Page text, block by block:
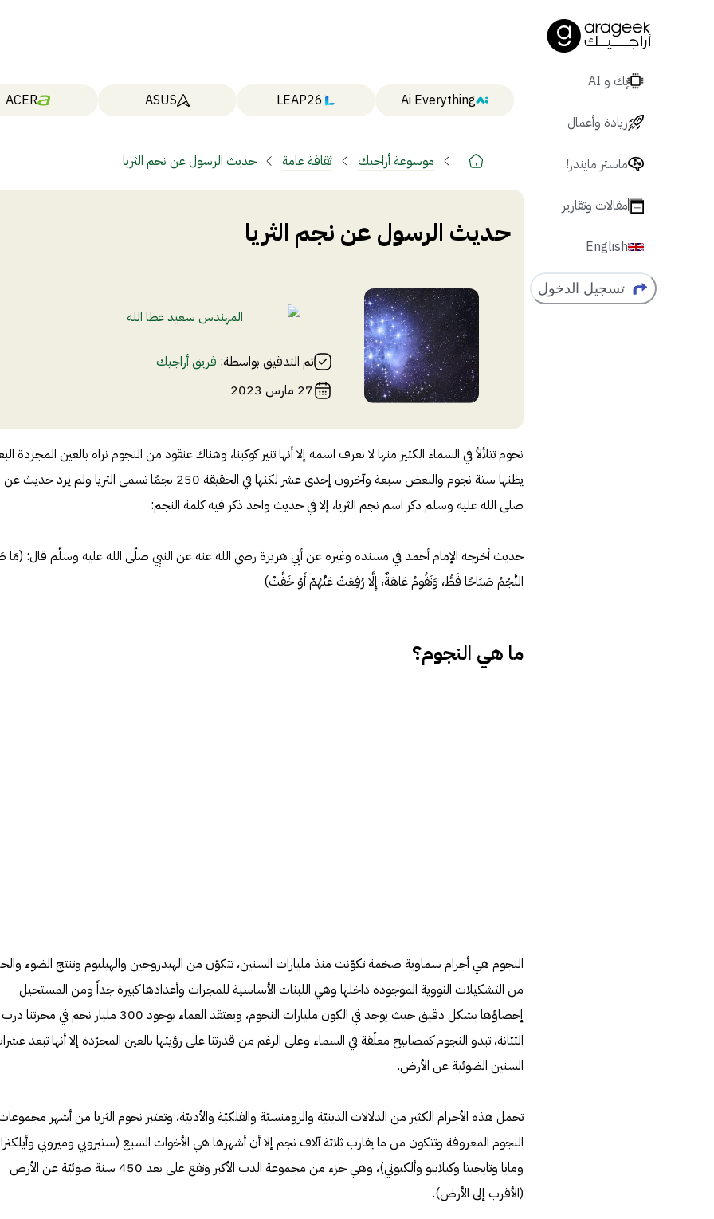
تٍك و AI
ريادة وأعمال
ماستر مايندز!
مقالات وتقارير
English
تسجيل الدخول
Ai Everything
LEAP26
ASUS
ACER
موسوعة أراجيك ثقافة عامة حديث الرسول عن نجم الثريا
حديث الرسول عن نجم الثريا
المهندس سعيد عطا الله
تم التدقيق بواسطة: فريق أراجيك
27 مارس 2023
نجوم تتلألأ في السماء الكثير منها لا نعرف اسمه إلا أنها تنير كوكبنا، وهناك عنقود من النجوم نراه بالعين المجردة
يظنها ستة نجوم والبعض سبعة وآخرون إحدى عشر لكنها في الحقيقة 250 نجمًا تسمى الثريا ولم يرد
صلى الله عليه وسلم ذكر اسم نجم الثريا، إلا في حديث واحد ذكر فيه كلمة النجم:
حديث أخرجه الإمام أحمد في مسنده وغيره عن أبي هريرة رضي الله عنه عن النبِي صلّى الله عليه وسلّم قال: (مَا
النَّجْمُ صَبَاحًا قَطُّ، وَتَقُومُ عَاهَةٌ، إِلَّا رُفِعَتْ عَنْهُمْ أَوْ خَفَّتْ)
ما هي النجوم؟
النجوم هي أجرام سماوية ضخمة تكوّنت منذ مليارات السنين، تتكوّن من الهيدروجين والهيليوم وتنتج الضوء
من التشكيلات النووية الموجودة داخلها وهي اللبنات الأساسية للمجرات وأعدادها كبيرة جداً ومن المستحيل
إحصاؤها بشكل دقيق حيث يوجد في الكون مليارات النجوم، ويعتقد العماء بوجود 300 مليار نجم في مجرتنا درب
التبّانة، تبدو النجوم كمصابيح معلّقة في السماء وعلى الرغم من قدرتنا على رؤيتها بالعين المجرّدة إلا أنها تبعد
السنين الضوئية عن الأرض.
تحمل هذه الأجرام الكثير من الدلالات الدينيّة والرومنسيّة والفلكيّة والأدبيّة، وتعتبر نجوم الثريا من أشهر
النجوم المعروفة وتتكون من ما يقارب ثلاثة آلاف نجم إلا أن أشهرها هي الأخوات السبع (ستيروبي وميروبي وأيلكترا
ومايا وتايجيتا وكيلاينو وألكيوني)، وهي جزء من مجموعة الدب الأكبر وتقع على بعد 450 سنة ضوئيّة عن الأرض
(الأقرب إلى الأرض).